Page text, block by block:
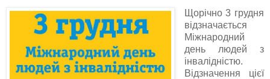
Щорічно 3 грудня
відзначається
Міжнародний
день людей з
інвалідністю.
Відзначення цієї